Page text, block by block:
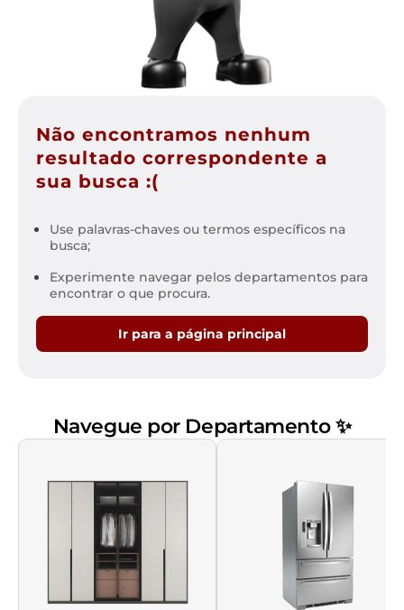
Não encontramos nenhum
resultado correspondente a
sua busca :(
Use palavras-chaves ou termos específicos na
busca;
Experimente navegar pelos departamentos para
encontrar o que procura.
Ir para a página principal
Navegue por Departamento ✨